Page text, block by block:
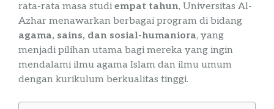
rata-rata masa studi empat tahun, Universitas Al-
Azhar menawarkan berbagai program di bidang
agama, sains, dan sosial-humaniora, yang
menjadi pilihan utama bagi mereka yang ingin
mendalami ilmu agama Islam dan ilmu umum
dengan kurikulum berkualitas tinggi.